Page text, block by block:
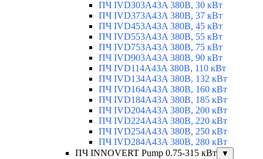
ПЧ IVD303A43A 380В, 30 кВт
ПЧ IVD373A43A 380В, 37 кВт
ПЧ IVD453A43A 380В, 45 кВт
ПЧ IVD553A43A 380В, 55 кВт
ПЧ IVD753A43A 380В, 75 кВт
ПЧ IVD903A43A 380В, 90 кВт
ПЧ IVD114A43A 380В, 110 кВт
ПЧ IVD134A43A 380В, 132 кВт
ПЧ IVD164A43A 380В, 160 кВт
ПЧ IVD184A43A 380В, 185 кВт
ПЧ IVD204A43A 380В, 200 кВт
ПЧ IVD224A43A 380В, 220 кВт
ПЧ IVD254A43A 380В, 250 кВт
ПЧ IVD284A43A 380В, 280 кВт
ПЧ INNOVERT Pump 0.75-315 кВт
▼